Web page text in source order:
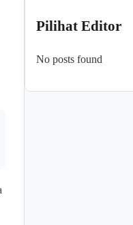
Pilihat Editor
No posts found